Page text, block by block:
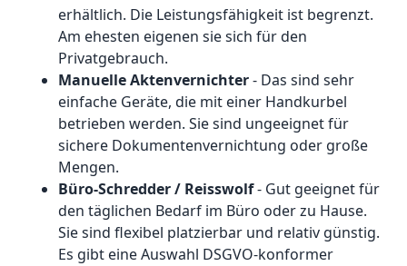
erhältlich. Die Leistungsfähigkeit ist begrenzt.
Am ehesten eigenen sie sich für den
Privatgebrauch.
Manuelle Aktenvernichter- Das sind sehr
einfache Geräte, die mit einer Handkurbel
betrieben werden. Sie sind ungeeignet für
sichere Dokumentenvernichtung oder große
Mengen.
Büro-Schredder / Reisswolf- Gut geeignet für
den täglichen Bedarf im Büro oder zu Hause.
Sie sind flexibel platzierbar und relativ günstig.
Es gibt eine Auswahl DSGVO-konformer